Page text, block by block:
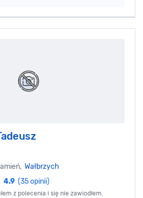
Wałbrzych
4.9 (35 opinii)
z polecenia i się nie zawiodłem.